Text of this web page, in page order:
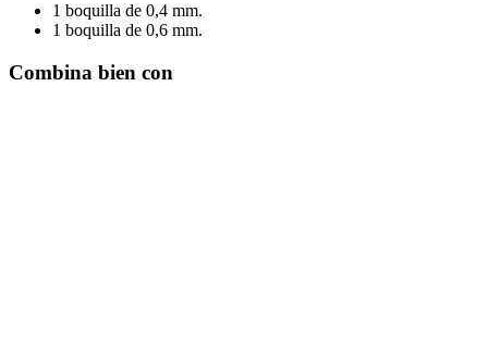
1 boquilla de 0,4 mm.
1 boquilla de 0,6 mm.
Combina bien con